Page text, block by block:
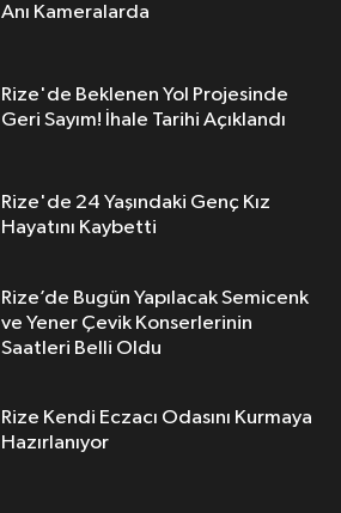
Anı Kameralarda
Rize'de Beklenen Yol Projesinde
Geri Sayım! İhale Tarihi Açıklandı
Rize'de 24 Yaşındaki Genç Kız
Hayatını Kaybetti
Rize’de Bugün Yapılacak Semicenk
ve Yener Çevik Konserlerinin
Saatleri Belli Oldu
Rize Kendi Eczacı Odasını Kurmaya
Hazırlanıyor